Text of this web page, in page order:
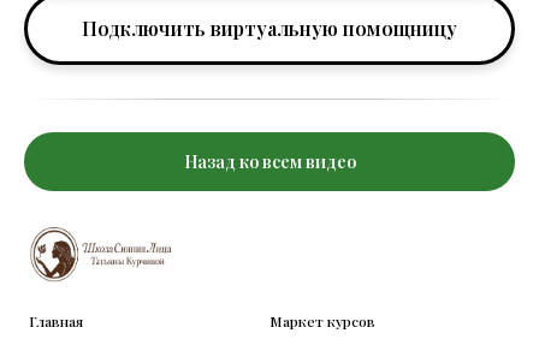
Подключить виртуальную помощницу
Назад ко всем видео
Главная Маркет курсов